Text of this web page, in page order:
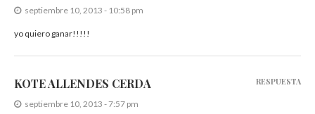
septiembre 10, 2013 - 10:58 pm
yo quiero ganar!!!!!
KOTE ALLENDES CERDA
septiembre 10, 2013 - 7:57 pm
RESPUESTA